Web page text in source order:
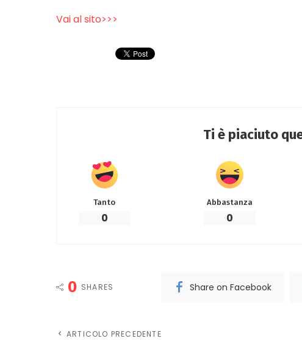
Vai al sito>>>
Ti è piaciuto
Tanto
0
Abbastanza
0
0 SHARES Share on Facebook
ARTICOLO PRECEDENTE